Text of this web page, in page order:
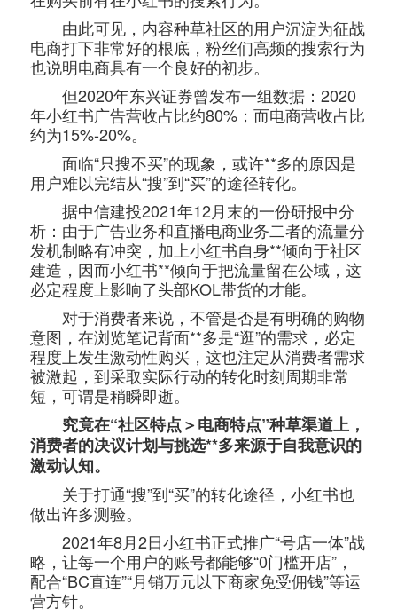
由此可见，内容种草社区的用户沉淀为征战
电商打下非常好的根底，粉丝们高频的搜索行为
也说明电商具有一个良好的初步。
但2020年东兴证券曾发布一组数据：2020
年小红书广告营收占比约80%；而电商营收占比
约为15%-20%。
面临“只搜不买”的现象，或许**多的原因是
用户难以完结从“搜”到“买”的途径转化。
据中信建投2021年12月末的一份研报中分
析：由于广告业务和直播电商业务二者的流量分
发机制略有冲突，加上小红书自身**倾向于社区
建造，因而小红书**倾向于把流量留在公域，这
必定程度上影响了头部KOL带货的才能。
对于消费者来说，不管是否是有明确的购物
意图，在浏览笔记背面**多是“逛”的需求，必定
程度上发生激动性购买，这也注定从消费者需求
被激起，到采取实际行动的转化时刻周期非常
短，可谓是稍瞬即逝。
究竟在“社区特点＞电商特点”种草渠道上，
消费者的决议计划与挑选**多来源于自我意识的
激动认知。
关于打通“搜”到“买”的转化途径，小红书也
做出许多测验。
2021年8月2日小红书正式推广“号店一体”战
略，让每一个用户的账号都能够“0门槛开店”，
配合“BC直连”“月销万元以下商家免受佣钱”等运
营方针。